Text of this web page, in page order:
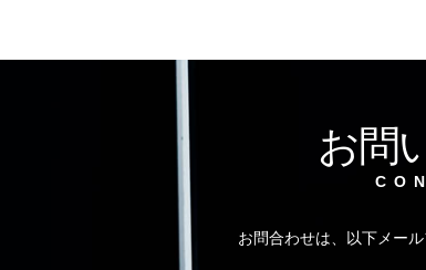
お問
お問合わせは、以下メー